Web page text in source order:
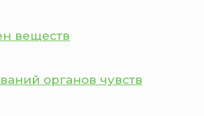
веществ
органов чувств